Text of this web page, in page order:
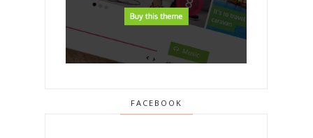
FACEBOOK